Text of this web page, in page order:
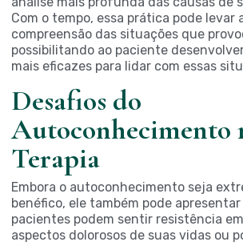
Com o tempo, essa prática pode levar
compreensão das situações que
possibilitando ao paciente
mais eficazes para lidar com essas
Desafios do
Autoconhecimento
Terapia
Embora o autoconhecimento seja
benéfico, ele também pode
pacientes podem sentir resistência
aspectos dolorosos de suas vidas ou